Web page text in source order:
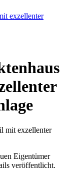
exzellenter
Eigentümer
veröffentlicht.